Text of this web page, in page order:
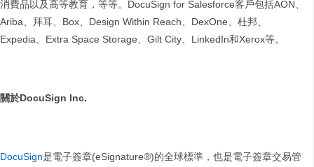
消費品以及高等教育，等等。DocuSign for Salesforce客戶包括AON、
Ariba、拜耳、Box、Design Within Reach、DexOne、杜邦、
Expedia、Extra Space Storage、Gilt City、LinkedIn和Xerox等。
關於DocuSign Inc.
DocuSign是電子簽章(eSignature®)的全球標準，也是電子簽章交易管